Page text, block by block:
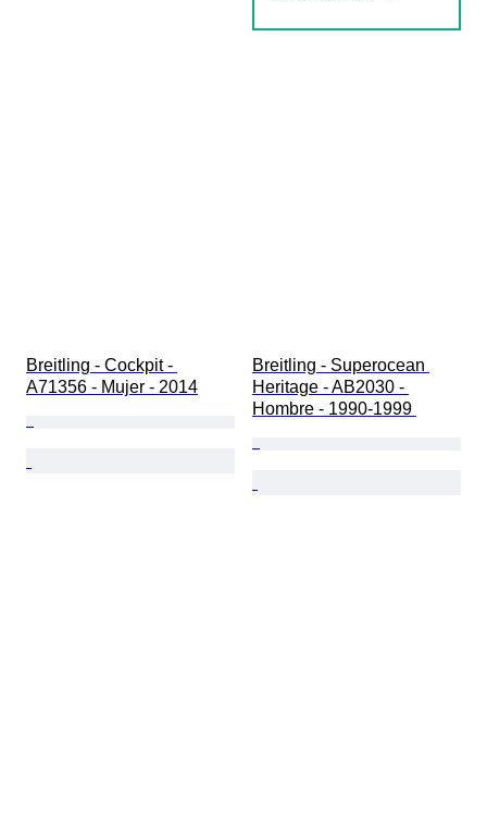
Breitling - Cockpit -
A71356 - Mujer - 2014
Breitling - Superocean
Heritage - AB2030 -
Hombre - 1990-1999